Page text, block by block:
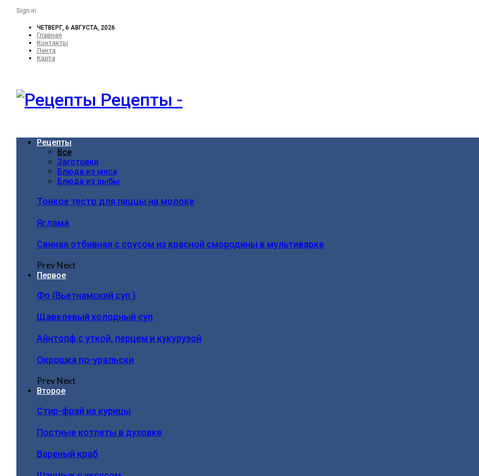
Sign in
ЧЕТВЕРГ, 6 АВГУСТА, 2026
Главная
Контакты
Лента
Карта
Рецепты -
Рецепты
Все
Заготовки
Блюда из мяса
Блюда из рыбы
Тонкое тесто для пиццы на молоке
Яглама
Свиная отбивная с соусом из красной смородины в мультиварке
PrevNext
Первое
Фо (Вьетнамский суп )
Щавелевый холодный суп
Айнтопф с уткой, перцем и кукурузой
Окрошка по-уральски
PrevNext
Второе
Стир-фрай из курицы
Постные котлеты в духовке
Вареный краб